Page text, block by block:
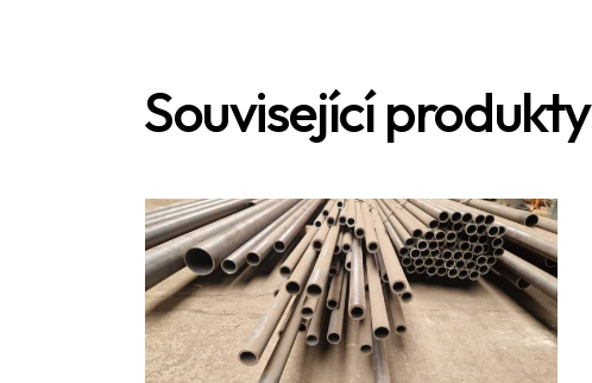
Související produkty